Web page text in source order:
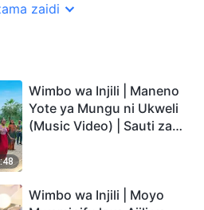
zaidi
Wimbo wa Injili | Maneno
Yote ya Mungu ni Ukweli
(Music Video) | Sauti za
Wimbo wa Injili | Moyo